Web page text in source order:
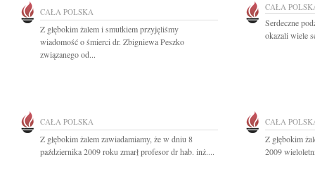
CAŁA POLSKA
Z głębokim żalem i smutkiem przyjęliśmy
wiadomość o śmierci dr. Zbigniewa Peszko
związanego od...
CAŁA
Serdeczne
okazali wiele
CAŁA POLSKA
Z głębokim żalem zawiadamiamy, że w dniu 8
października 2009 roku zmarł profesor dr hab. inż....
CAŁA
Z głębokim
2009